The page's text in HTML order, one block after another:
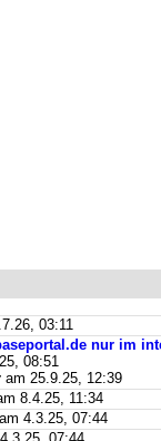
03:11
nur im
08:51
am 25.9.25, 12:39
8.4.25, 11:34
am 4.3.25, 07:44